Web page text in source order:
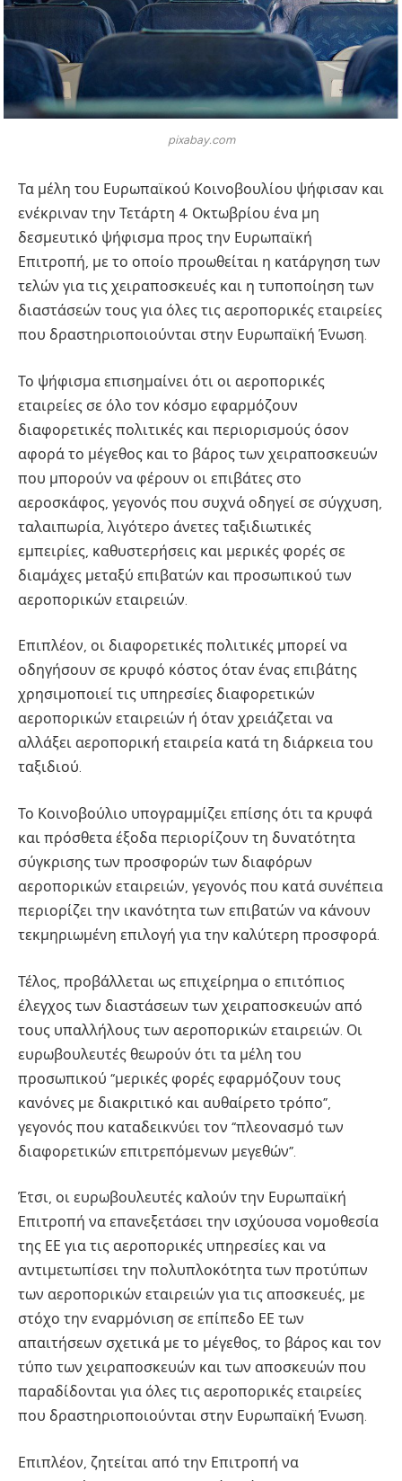
pixabay.com
Τα μέλη του Ευρωπαϊκού Κοινοβουλίου ψήφισαν και
ενέκριναν την Τετάρτη 4 Οκτωβρίου ένα μη
δεσμευτικό ψήφισμα προς την Ευρωπαϊκή
Επιτροπή, με το οποίο προωθείται η κατάργηση των
τελών για τις χειραποσκευές και η τυποποίηση των
διαστάσεών τους για όλες τις αεροπορικές εταιρείες
που δραστηριοποιούνται στην Ευρωπαϊκή Ένωση.
Το ψήφισμα επισημαίνει ότι οι αεροπορικές
εταιρείες σε όλο τον κόσμο εφαρμόζουν
διαφορετικές πολιτικές και περιορισμούς όσον
αφορά το μέγεθος και το βάρος των χειραποσκευών
που μπορούν να φέρουν οι επιβάτες στο
αεροσκάφος, γεγονός που συχνά οδηγεί σε σύγχυση,
ταλαιπωρία, λιγότερο άνετες ταξιδιωτικές
εμπειρίες, καθυστερήσεις και μερικές φορές σε
διαμάχες μεταξύ επιβατών και προσωπικού των
αεροπορικών εταιρειών.
Επιπλέον, οι διαφορετικές πολιτικές μπορεί να
οδηγήσουν σε κρυφό κόστος όταν ένας επιβάτης
χρησιμοποιεί τις υπηρεσίες διαφορετικών
αεροπορικών εταιρειών ή όταν χρειάζεται να
αλλάξει αεροπορική εταιρεία κατά τη διάρκεια του
ταξιδιού.
Το Κοινοβούλιο υπογραμμίζει επίσης ότι τα κρυφά
και πρόσθετα έξοδα περιορίζουν τη δυνατότητα
σύγκρισης των προσφορών των διαφόρων
αεροπορικών εταιρειών, γεγονός που κατά συνέπεια
περιορίζει την ικανότητα των επιβατών να κάνουν
τεκμηριωμένη επιλογή για την καλύτερη προσφορά.
Τέλος, προβάλλεται ως επιχείρημα ο επιτόπιος
έλεγχος των διαστάσεων των χειραποσκευών από
τους υπαλλήλους των αεροπορικών εταιρειών. Οι
ευρωβουλευτές θεωρούν ότι τα μέλη του
προσωπικού “μερικές φορές εφαρμόζουν τους
κανόνες με διακριτικό και αυθαίρετο τρόπο”,
γεγονός που καταδεικνύει τον “πλεονασμό των
διαφορετικών επιτρεπόμενων μεγεθών”.
Έτσι, οι ευρωβουλευτές καλούν την Ευρωπαϊκή
Επιτροπή να επανεξετάσει την ισχύουσα νομοθεσία
της ΕΕ για τις αεροπορικές υπηρεσίες και να
αντιμετωπίσει την πολυπλοκότητα των προτύπων
των αεροπορικών εταιρειών για τις αποσκευές, με
στόχο την εναρμόνιση σε επίπεδο ΕΕ των
απαιτήσεων σχετικά με το μέγεθος, το βάρος και τον
τύπο των χειραποσκευών και των αποσκευών που
παραδίδονται για όλες τις αεροπορικές εταιρείες
που δραστηριοποιούνται στην Ευρωπαϊκή Ένωση.
Επιπλέον, ζητείται από την Επιτροπή να